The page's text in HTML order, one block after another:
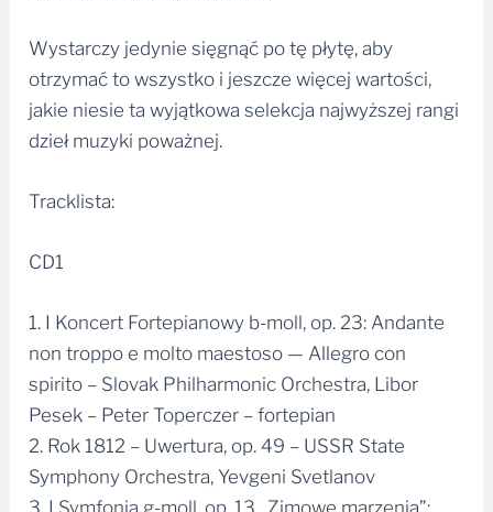
Wystarczy jedynie sięgnąć po tę płytę, aby
otrzymać to wszystko i jeszcze więcej wartości,
jakie niesie ta wyjątkowa selekcja najwyższej rangi
dzieł muzyki poważnej.
Tracklista:
CD1
1. I Koncert Fortepianowy b-moll, op. 23: Andante
non troppo e molto maestoso — Allegro con
spirito – Slovak Philharmonic Orchestra, Libor
Pesek – Peter Toperczer – fortepian
2. Rok 1812 – Uwertura, op. 49 – USSR State
Symphony Orchestra, Yevgeni Svetlanov